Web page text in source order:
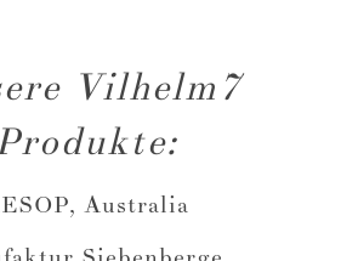
Vilhelm7
Australia